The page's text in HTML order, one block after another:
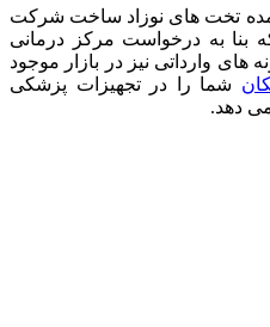
تخت های نوزاد ساخت شرکت
بنا به درخواست مرکز درمانی
وارداتی نیز در بازار موجود
شما را در تجهیزات پزشکی
دهد.